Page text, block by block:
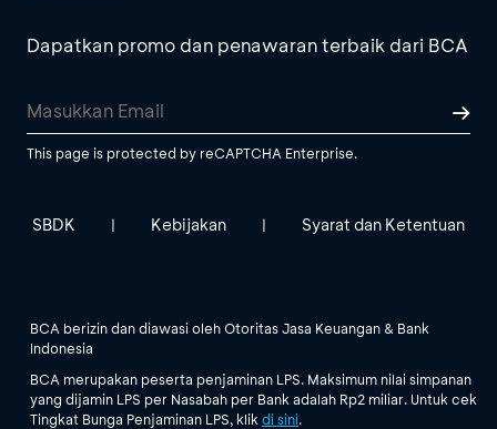
Dapatkan promo dan penawaran terbaik dari BCA
This page is protected by reCAPTCHA Enterprise.
SBDK | Kebijakan | Syarat dan Ketentuan
BCA berizin dan diawasi oleh Otoritas Jasa Keuangan & Bank
Indonesia
BCA merupakan peserta penjaminan LPS. Maksimum nilai simpanan
yang dijamin LPS per Nasabah per Bank adalah Rp2 miliar. Untuk cek
Tingkat Bunga Penjaminan LPS, klik di sini.